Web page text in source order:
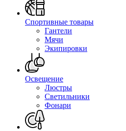
Спортивные товары
Гантели
Мячи
Экипировки
Освещение
Люстры
Светильники
Фонари